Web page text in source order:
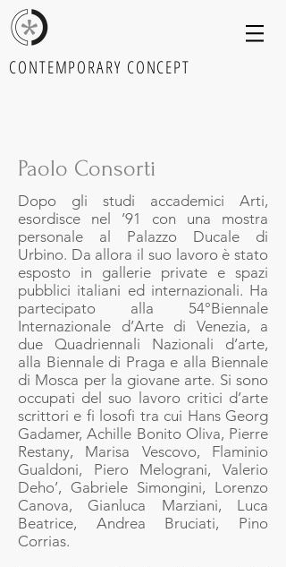
CONTEMPORARY CONCEPT
Paolo Consorti
Dopo gli studi accademici Arti,
esordisce nel ’91 con una mostra
personale al Palazzo Ducale di
Urbino. Da allora il suo lavoro è stato
esposto in gallerie private e spazi
pubblici italiani ed internazionali. Ha
partecipato alla 54°Biennale
Internazionale d’Arte di Venezia, a
due Quadriennali Nazionali d’arte,
alla Biennale di Praga e alla Biennale
di Mosca per la giovane arte. Si sono
occupati del suo lavoro critici d’arte
scrittori e fi losofi tra cui Hans Georg
Gadamer, Achille Bonito Oliva, Pierre
Restany, Marisa Vescovo, Flaminio
Gualdoni, Piero Melograni, Valerio
Deho’, Gabriele Simongini, Lorenzo
Canova, Gianluca Marziani, Luca
Beatrice, Andrea Bruciati, Pino
Corrias.